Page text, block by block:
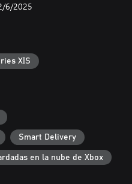
6/2025
X|S
Smart Delivery
en la nube de Xbox